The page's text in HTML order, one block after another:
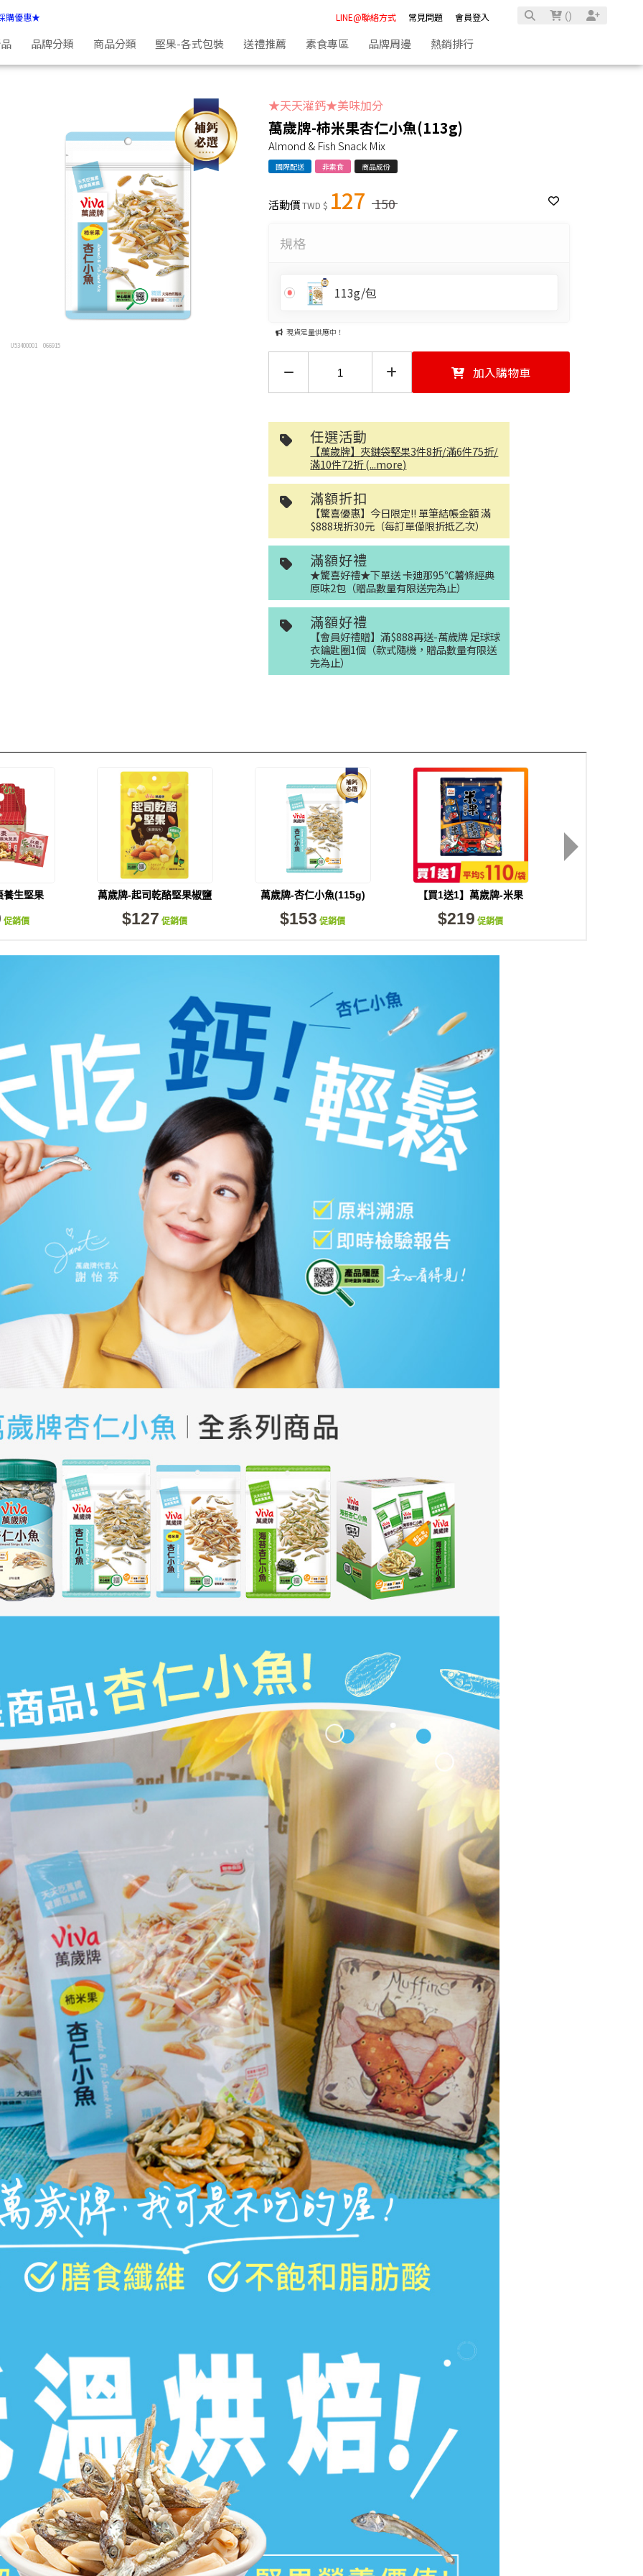
購優惠★ LINE@聯絡方式 常見問題 會員登入 ()
品牌分類 商品分類 堅果-各式包裝 送禮推薦 素食專區 品牌周邊 熱銷排行
U53400001 066915
★天天灌鈣★美味加分
萬歲牌-柿米果杏仁小魚(113g)
Almond & Fish Snack Mix
國際配送 非素食 商品成份
活動價TWD $ 127 150
規格
113g/包
現貨足量供應中！
加入購物車
任選活動
【萬歲牌】夾鏈袋堅果3件8折/滿6件75折/
滿10件72折 (...more)
滿額折扣
【驚喜優惠】今日限定!! 單筆結帳金額 滿
$888現折30元（每訂單僅限折抵乙次）
滿額好禮
★驚喜好禮★下單送 卡廸那95℃薯條經典
原味2包（贈品數量有限送完為止）
滿額好禮
【會員好禮贈】滿$888再送-萬歲牌 足球球
衣鑰匙圈1個（款式隨機，贈品數量有限送
完為止）
養生堅果
入)
促銷價
萬歲牌-起司乾酪堅果椒鹽
風味(120g)
$127 促銷價
萬歲牌-杏仁小魚(115g)
$153 促銷價
【買1送1】萬歲牌-米果
綜合果鹽味(20gX9包)
$219 促銷價